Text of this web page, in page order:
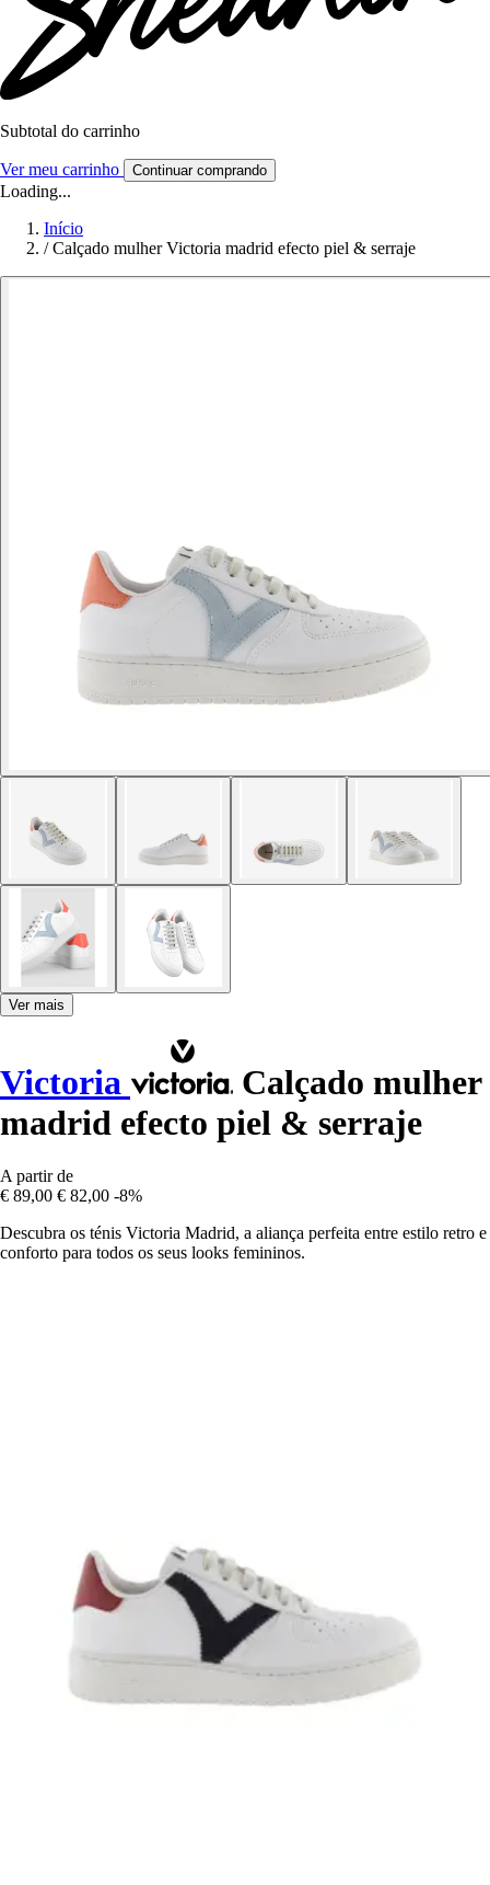
Subtotal do carrinho
Ver meu carrinho Continuar comprando
Loading...
Início
/ Calçado mulher Victoria madrid efecto piel & serraje
Ver mais
Victoria
Calçado mulher
madrid efecto piel & serraje
A partir de
€ 89,00 € 82,00 -8%
Descubra os ténis Victoria Madrid, a aliança perfeita entre estilo retro e
conforto para todos os seus looks femininos.